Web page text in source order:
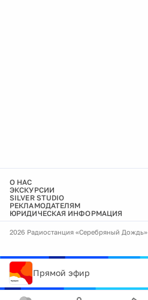
О НАС
ЭКСКУРСИИ
SILVER STUDIO
РЕКЛАМОДАТЕЛЯМ
ЮРИДИЧЕСКАЯ ИНФОРМАЦИЯ
2026 Радиостанция «Серебряный Дождь»
Прямой эфир